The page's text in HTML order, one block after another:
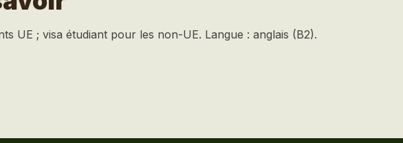
UE ; visa étudiant pour les non-UE. Langue : anglais (B2).